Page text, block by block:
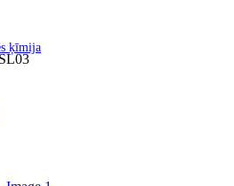
ķīmija
SL03